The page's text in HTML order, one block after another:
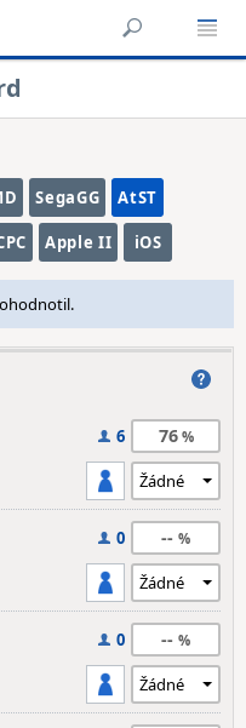
SegaGG AtST
Apple II iOS
6 76
0 --
0 --